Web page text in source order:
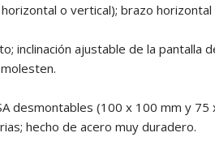
o vertical); brazo
inclinación ajustable de la pantalla
desmontables (100 x 100 mm y
hecho de acero muy duradero.